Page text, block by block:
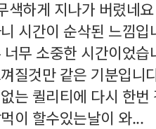
색하게 지나가 버렸네
시간이 순삭된 느낌
무 소중한 시간이었
질것만 같은 기분입니
는 퀼리티에 다시 한
이 할수있는날이 와...